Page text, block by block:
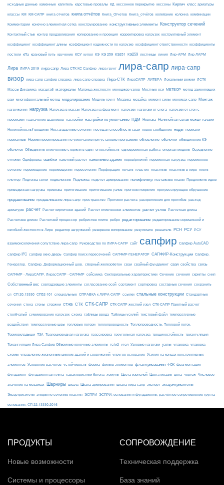
исходные данные каменные капитель карстовые провалы КД кессонное перекрытие кессоны Кирпич класс арматуры
классы КМ КМ-САПР книга отчетов книга отчётов Книга_Отчетов Книга_отчётов колебание колонна комбинации
Комментарии конечно-элементная сетка конструирование конструктивные элементы Конструктор сечений
Контактный стык контур продавливания копирование и проекция корректировка нагрузок коструктивный элемент
коэффициент коэффициент длины коэффициент надежности по нагрузке коэффициент ответственности коэффициенты
постели кПа крановый путь кручение КСУ купол КЭ КЭ 259 КЭ251 КЭ259 лестницы линия Лир-АРМ Лир-ЛАРМ
Лира ЛИРА 2019 лира сапр Лира СТК КС Сапфир лира-грунт лира-сапр лира-сапр
визор лира-сапр сапфир справка лира-сапр справка Лира-СТК ЛираСАПР ЛИТЕРА Локальным режим ЛСТК
Массы Динамика масштаб материалы Матрица жесткости менеджер узлов Местные оси МЕТЕОР метод заменяющих
рам многофронтальный метод моделирование Модуль-грунт Мозаика мозайка момент силы мономах-сапр Монтаж
нагружения нагрузка Нагрузка в массы Нагрузка на фрагмент нагрузки нагрузки от снега нагрузки от стен с
проёмами назначение шарниров настройки настройки по умолчанию НДМ Невязка Нелинейная связь между узлами
Нелинейность#трещины Нестандартные сечения несущая способность сваи новое сообщение ноды нормали
нормативы Нормы проектирования по умолчанию при установке программы обновление оболочки объединение КЭ
оболочек Объединить отмеченные стержни в один огнестойкость одновременная работа опорная модель Осреднение
оттяжки Оцифровка ошибки пакетный расчет панельные здания перевіряючий переменная нагрузка переменное
сечение перемещение перемещения пересечения Перфорация печать пластин пластины пластины в лире плеть
плоттер Подгонка сетки подколонник Подложка подсчет армирования полифильтр поэтажные планы Предложить идею
приведенная нагрузка привязка притягивание притягивание узлов прогоны покрытия прогрессирующее обрушение
продавливание продавливание лира сапр пространство Протокол расчета раскрепления для прогибов расход
арматуры расчет Расчет кирпичных зданий Расчет отмеченных элементов расчет узлов Расчетная длина
Расчетные длины Расчетный процессор ребристые плиты ребро редактирование редактирование нормальной и
изгибной жесткости в Лире редактор загружений резервное копирование результаты решатель РСН РСУ РСУ
взаимоисключения сопутствие лира-сапр Руководство по ЛИРА-САПР сайт сапфир Сапфир AutoCAD
сапфир IFC сапфир окно дверь Сапфир поиск пересечений САПФИР-ГЕНЕРАТОР САПФИР-Конструкции Сапфир.
Генератор. Сапфир. Деформационный шов. сборный железобетон сваи свайный фундамент свая свойства связь
САПФИР - ЛираСАПР. ЛирасСАПР - САПФИР сейсмика Секториальные характеристики Сечение сечения скрипты снип
Собственный вес совпадающие элементы согласование осей сортамент сортировка составные сечения сохранить
сп СП 20.13330 СП52-101 специальные СПРАВКА к ЛИРА-САПР ссылки стальные конструкции Стандартные
сечения стена стены стержни СТЖБ СТК СТК-САПР СТК-САПР жесткий узел СТК-САПР Пакетный расчет
столбчатый суммирование нагрузок схема таблицы ввода Таблицы усилий текстовый файл температурные
воздействия температурные швы тепловые потери теплопроводность Теплопроводность. Тепловой поток.
Термовкладыши ТЗА Трапециевидная нагрузка трассировка треугольная нагрузка трещиностойкость триангуляция
Триангуляция Лира Сапфир Объемные конечные элементы тс/м2 угол Узловые нагрузки узлы упаковка упаковка
схемы управление жизненным циклом зданий и сооружений упругое основание Усилия на концах конструктивных
элементов Ускорение расчетов устойчивость ферма фильтр элементов флаги рисования ФОК фрагментация
фундамент фундаментная плита характеристики бетона хомуты Цвета изополей Цвета мозаик цена чертеж Числовое
значение на мозаиках Шарниры шкала Шкала армирования шкала лира сапр экспорт эксцентриситеты
Эксцетриситеты эпюры по сечению пластин ЭСПРИ ЭСПРИ; основания и фундаменты; расчётное сопротивление грунта
основания; СП 22.13330.2016
ПРОДУКТЫ
Новые возможности
Системы и процессоры
СОПРОВОЖДЕНИЕ
Техническая поддержка
База знаний